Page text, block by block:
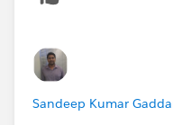
Sandeep Kumar